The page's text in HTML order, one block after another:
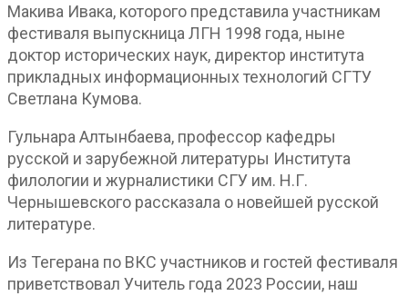
Макива Ивака, которого представила участникам
фестиваля выпускница ЛГН 1998 года, ныне
доктор исторических наук, директор института
прикладных информационных технологий СГТУ
Светлана Кумова.
Гульнара Алтынбаева, профессор кафедры
русской и зарубежной литературы Института
филологии и журналистики СГУ им. Н.Г.
Чернышевского рассказала о новейшей русской
литературе.
Из Тегерана по ВКС участников и гостей фестиваля
приветствовал Учитель года 2023 России, наш